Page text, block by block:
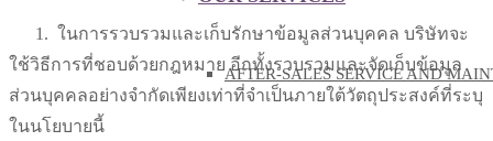
AFTER-SALES SERVICE AND
1. ในการรวบรวมและเก็บรักษาข้อมูลส่วนบุคคล บริษัทจะ
ใช้วิธีการที่ชอบด้วยกฎหมาย อีกทั้งรวบรวมและจัดเก็บข้อมูล
ส่วนบุคคลอย่างจำกัดเพียงเท่าที่จำเป็นภายใต้วัตถุประสงค์ที่ระบุ
ในนโยบายนี้